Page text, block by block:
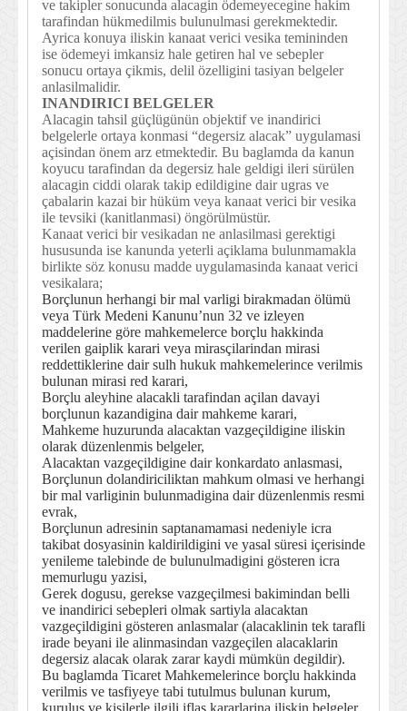
ve takipler sonucunda alacagin ödemeyecegine hakim
tarafindan hükmedilmis bulunulmasi gerekmektedir.
Ayrica konuya iliskin kanaat verici vesika temininden
ise ödemeyi imkansiz hale getiren hal ve sebepler
sonucu ortaya çikmis, delil özelligini tasiyan belgeler
anlasilmalidir.
INANDIRICI BELGELER
Alacagin tahsil güçlügünün objektif ve inandirici
belgelerle ortaya konmasi “degersiz alacak” uygulamasi
açisindan önem arz etmektedir. Bu baglamda da kanun
koyucu tarafindan da degersiz hale geldigi ileri sürülen
alacagin ciddi olarak takip edildigine dair ugras ve
çabalarin kazai bir hüküm veya kanaat verici bir vesika
ile tevsiki (kanitlanmasi) öngörülmüstür.
Kanaat verici bir vesikadan ne anlasilmasi gerektigi
hususunda ise kanunda yeterli açiklama bulunmamakla
birlikte söz konusu madde uygulamasinda kanaat verici
vesikalara;
Borçlunun herhangi bir mal varligi birakmadan ölümü
veya Türk Medeni Kanunu’nun 32 ve izleyen
maddelerine göre mahkemelerce borçlu hakkinda
verilen gaiplik karari veya mirasçilarindan mirasi
reddettiklerine dair sulh hukuk mahkemelerince verilmis
bulunan mirasi red karari,
Borçlu aleyhine alacakli tarafindan açilan davayi
borçlunun kazandigina dair mahkeme karari,
Mahkeme huzurunda alacaktan vazgeçildigine iliskin
olarak düzenlenmis belgeler,
Alacaktan vazgeçildigine dair konkardato anlasmasi,
Borçlunun dolandiriciliktan mahkum olmasi ve herhangi
bir mal varliginin bulunmadigina dair düzenlenmis resmi
evrak,
Borçlunun adresinin saptanamamasi nedeniyle icra
takibat dosyasinin kaldirildigini ve yasal süresi içerisinde
yenileme talebinde de bulunulmadigini gösteren icra
memurlugu yazisi,
Gerek dogusu, gerekse vazgeçilmesi bakimindan belli
ve inandirici sebepleri olmak sartiyla alacaktan
vazgeçildigini gösteren anlasmalar (alacaklinin tek tarafli
irade beyani ile alinmasindan vazgeçilen alacaklarin
degersiz alacak olarak zarar kaydi mümkün degildir).
Bu baglamda Ticaret Mahkemelerince borçlu hakkinda
verilmis ve tasfiyeye tabi tutulmus bulunan kurum,